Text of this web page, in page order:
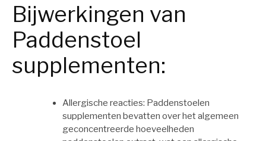
Bijwerkingen van
Paddenstoel
supplementen:
Allergische reacties: Paddenstoelen
supplementen bevatten over het algemeen
geconcentreerde hoeveelheden